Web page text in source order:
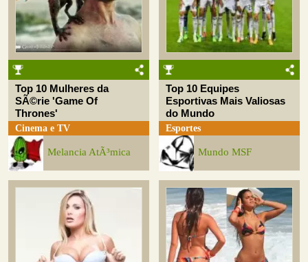
Top 10 Mulheres da
SÃ©rie 'Game Of
Thrones'
Cinema e TV
Melancia AtÃ³mica
Top 10 Equipes
Esportivas Mais Valiosas
do Mundo
Esportes
Mundo MSF